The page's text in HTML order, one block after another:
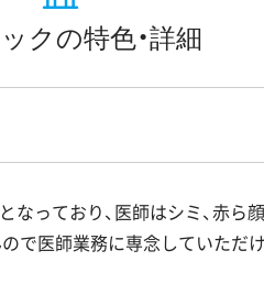
クの特色・詳細
っており、医師はシミ、赤ら
で医師業務に専念していただ